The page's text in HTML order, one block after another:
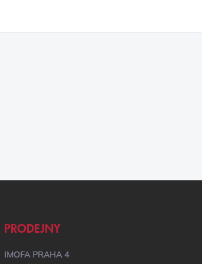
PRODEJNY
IMOFA PRAHA 4